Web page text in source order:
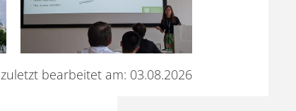
zuletzt bearbeitet am: 03.08.2026